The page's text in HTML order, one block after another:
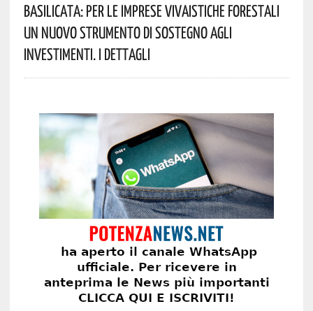
Basilicata: Per Le Imprese Vivaistiche Forestali
Un Nuovo Strumento Di Sostegno Agli
Investimenti. I Dettagli